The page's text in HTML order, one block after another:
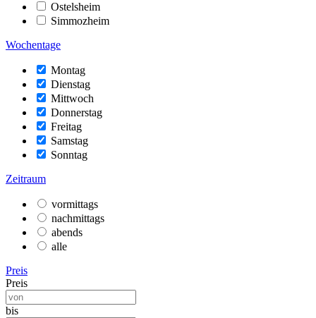
Ostelsheim
Simmozheim
Wochentage
Montag
Dienstag
Mittwoch
Donnerstag
Freitag
Samstag
Sonntag
Zeitraum
vormittags
nachmittags
abends
alle
Preis
Preis
bis